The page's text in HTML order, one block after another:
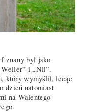
znany był jako
Weller” i „Nil”.
który wymyślił, lecąc
dzień natomiast
na Walentego